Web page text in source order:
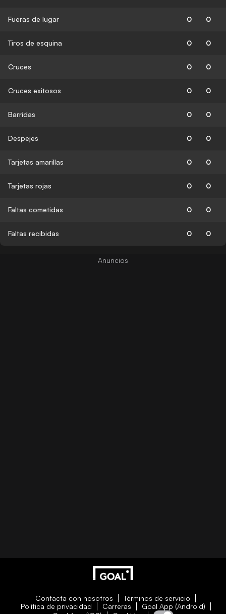
Fueras de lugar 0 0
Tiros de esquina 0 0
Cruces 0 0
Cruces exitosos 0 0
Barridas 0 0
Despejes 0 0
Tarjetas amarillas 0 0
Tarjetas rojas 0 0
Faltas cometidas 0 0
Faltas recibidas 0 0
Contacta con nosotros
Términos de servicio
Política de privacidad
Carreras
Goal App (Android)